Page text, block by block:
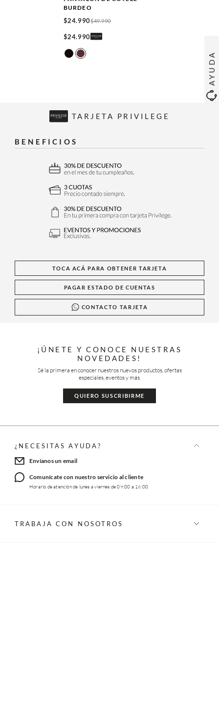
AYUDA
BURDEO
$24.990$49.990
$24.990
TARJETA PRIVILEGE
BENEFICIOS
TOCA ACÁ PARA OBTENER TARJETA
PAGAR ESTADO DE CUENTAS
CONTACTO TARJETA
¡ÚNETE Y CONOCE NUESTRAS
NOVEDADES!
Sé la primera en conocer nuestros nuevos productos, ofertas
especiales, eventos y más.
QUIERO SUSCRIBIRME
¿NECESITAS AYUDA?
Envíanos un email
Comunícate con nuestro servicio al cliente
Horario de atención de lunes a viernes de 09:00 a 16:00
TRABAJA CON NOSOTROS